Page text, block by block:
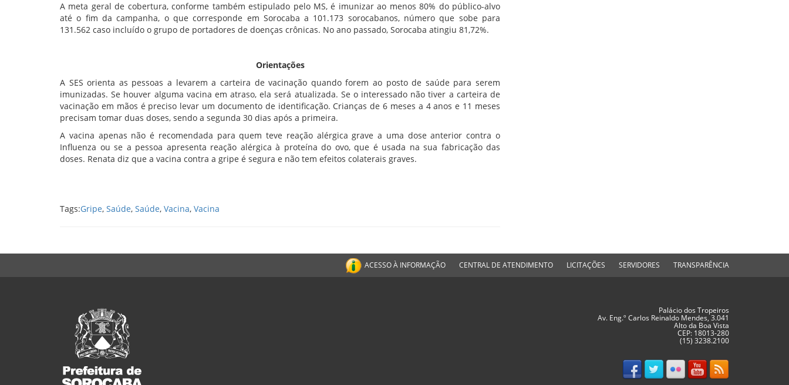
A meta geral de cobertura, conforme também estipulado pelo MS, é imunizar ao menos 80% do público-alvo
até o fim da campanha, o que corresponde em Sorocaba a 101.173 sorocabanos, número que sobe para
131.562 caso incluído o grupo de portadores de doenças crônicas. No ano passado, Sorocaba atingiu 81,72%.
Orientações
A SES orienta as pessoas a levarem a carteira de vacinação quando forem ao posto de saúde para serem
imunizadas. Se houver alguma vacina em atraso, ela será atualizada. Se o interessado não tiver a carteira de
vacinação em mãos é preciso levar um documento de identificação. Crianças de 6 meses a 4 anos e 11 meses
precisam tomar duas doses, sendo a segunda 30 dias após a primeira.
A vacina apenas não é recomendada para quem teve reação alérgica grave a uma dose anterior contra o
Influenza ou se a pessoa apresenta reação alérgica à proteína do ovo, que é usada na sua fabricação das
doses. Renata diz que a vacina contra a gripe é segura e não tem efeitos colaterais graves.
Tags:Gripe, Saúde, Saúde, Vacina, Vacina
ACESSO À INFORMAÇÃO CENTRAL DE ATENDIMENTO LICITAÇÕES SERVIDORES TRANSPARÊNCIA
Palácio dos Tropeiros
Av. Eng.º Carlos Reinaldo Mendes, 3.041
Alto da Boa Vista
CEP: 18013-280
(15) 3238.2100